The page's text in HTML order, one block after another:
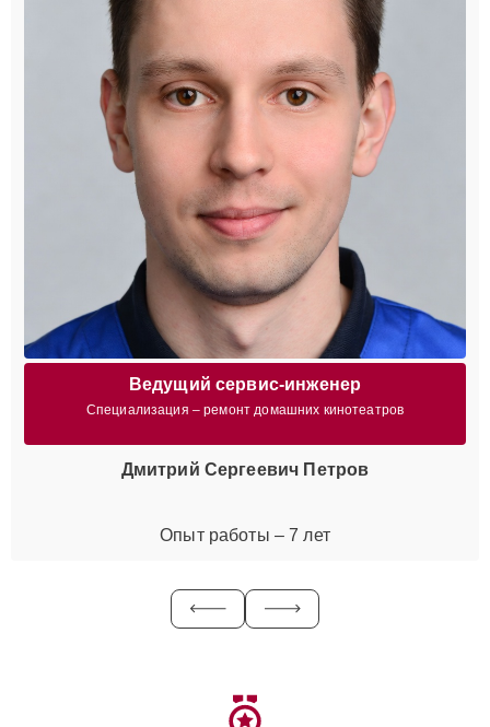
Ведущий сервис-инженер
Специализация – ремонт домашних кинотеатров
Дмитрий Сергеевич Петров
Опыт работы – 7 лет